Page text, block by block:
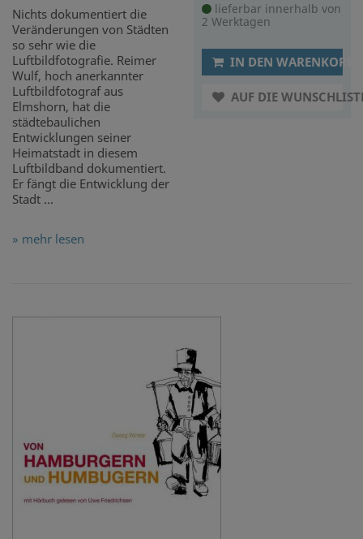
Nichts dokumentiert die
Veränderungen von Städten
so sehr wie die
Luftbildfotografie. Reimer
Wulf, hoch anerkannter
Luftbildfotograf aus
Elmshorn, hat die
städtebaulichen
Entwicklungen seiner
Heimatstadt in diesem
Luftbildband dokumentiert.
Er fängt die Entwicklung der
Stadt ...
» mehr lesen
lieferbar innerhalb von
2 Werktagen
IN DEN WARENKORB
AUF DIE